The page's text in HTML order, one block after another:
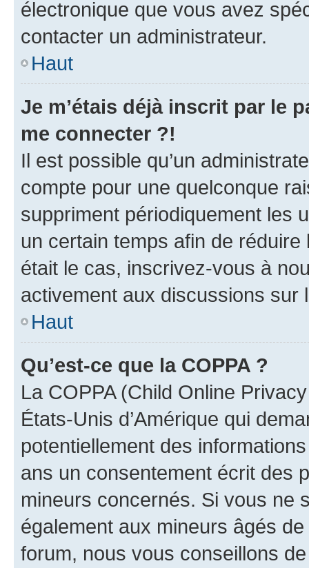
électronique que vous avez
contacter un administrateur.
Haut
Je m’étais déjà inscrit par le
me connecter ?!
Il est possible qu’un
compte pour une quelconque
suppriment périodiquement les
un certain temps afin de
était le cas, inscrivez-vous à
activement aux discussions sur
Haut
Qu’est-ce que la COPPA ?
La COPPA (Child Online
États-Unis d’Amérique qui
potentiellement des
ans un consentement écrit des
mineurs concernés. Si vous ne
également aux mineurs âgés
forum, nous vous conseillons